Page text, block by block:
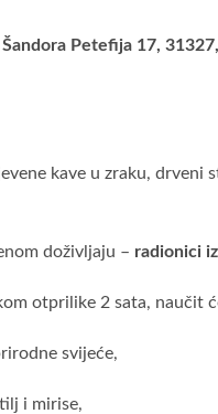
Šandora Petefija 17,
kave u zraku,
doživljaju – radionici
otprilike 2 sata, naučit
svijeće,
i mirise,